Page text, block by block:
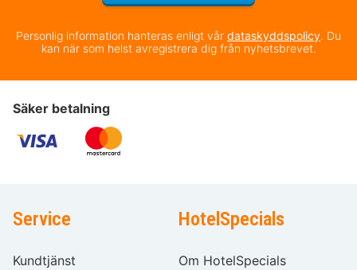
Personlig information hanteras enligt vår dataskyddspolicy. Du
kan när som helst avregistrera dig från nyhetsbrevet.
Säker betalning
Service
Kundtjänst
HotelSpecials
Om HotelSpecials